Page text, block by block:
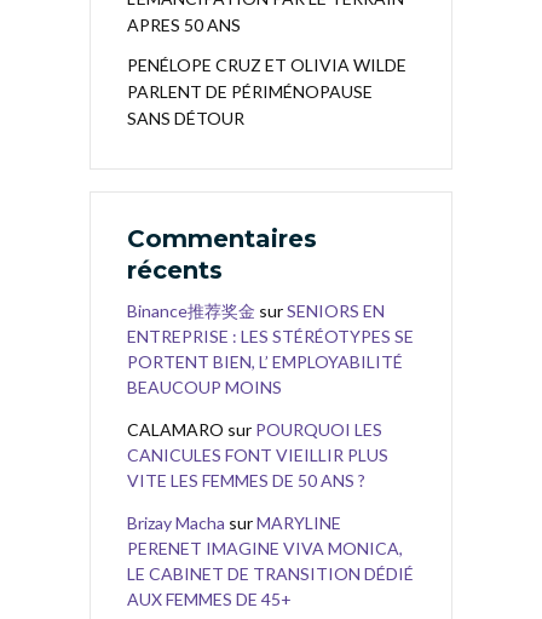
APRES 50 ANS
PENÉLOPE CRUZ ET OLIVIA WILDE
PARLENT DE PÉRIMÉNOPAUSE
SANS DÉTOUR
Commentaires
récents
Binance推荐奖金 surSENIORS EN
ENTREPRISE : LES STÉRÉOTYPES SE
PORTENT BIEN, L’ EMPLOYABILITÉ
BEAUCOUP MOINS
CALAMARO sur POURQUOI LES
CANICULES FONT VIEILLIR PLUS
VITE LES FEMMES DE 50 ANS ?
Brizay Macha surMARYLINE
PERENET IMAGINE VIVA MONICA,
LE CABINET DE TRANSITION DÉDIÉ
AUX FEMMES DE 45+